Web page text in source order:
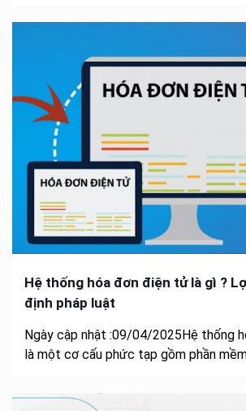
Hệ thống hóa đơn điện tử là gì ?
định pháp luật
Ngày cập nhật :09/04/2025Hệ thống
là một cơ cấu phức tạp gồm phần